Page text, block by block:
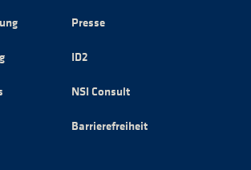
Presse
ID2
NSI Consult
Barrierefreiheit